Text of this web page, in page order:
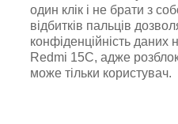
один клік і не брати з
відбитків пальців
конфіденційність
Redmi 15C, адже
може тільки користувач.